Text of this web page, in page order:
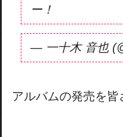
ー！
— 一十木 音也
アルバムの発売を皆